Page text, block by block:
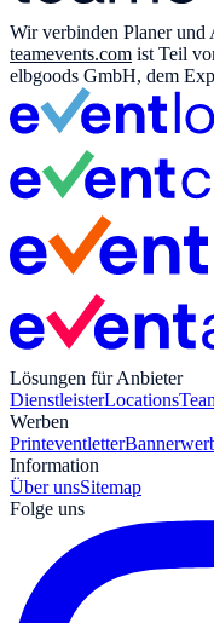
Wir verbinden Planer und
teamevents.com ist Teil
elbgoods GmbH, dem
Lösungen für Anbieter
DienstleisterLocations
Werben
Printeventletter
Information
Über unsSitemap
Folge uns